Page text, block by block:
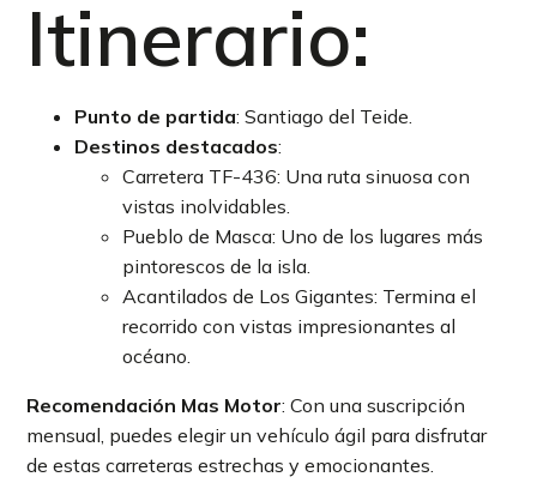
Itinerario:
Punto de partida: Santiago del Teide.
Destinos destacados:
Carretera TF-436: Una ruta sinuosa con
vistas inolvidables.
Pueblo de Masca: Uno de los lugares más
pintorescos de la isla.
Acantilados de Los Gigantes: Termina el
recorrido con vistas impresionantes al
océano.
Recomendación Mas Motor: Con una suscripción
mensual, puedes elegir un vehículo ágil para disfrutar
de estas carreteras estrechas y emocionantes.